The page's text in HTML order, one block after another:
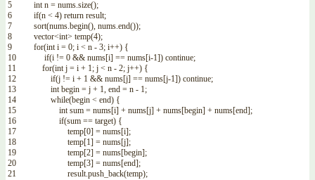
5
6
7
8
9
10
11
12
13
14
15
16
17
18
19
20
21
int n = nums.size();
if(n < 4) return result;
sort(nums.begin(), nums.end());
vector<int> temp(4);
for(int i = 0; i < n - 3; i++) {
if(i != 0 && nums[i] == nums[i-1]) continue;
for(int j = i + 1; j < n - 2; j++) {
if(j != i + 1 && nums[j] == nums[j-1]) continue;
int begin = j + 1, end = n - 1;
while(begin < end) {
int sum = nums[i] + nums[j] + nums[begin] + nums[end];
if(sum == target) {
temp[0] = nums[i];
temp[1] = nums[j];
temp[2] = nums[begin];
temp[3] = nums[end];
result.push_back(temp);